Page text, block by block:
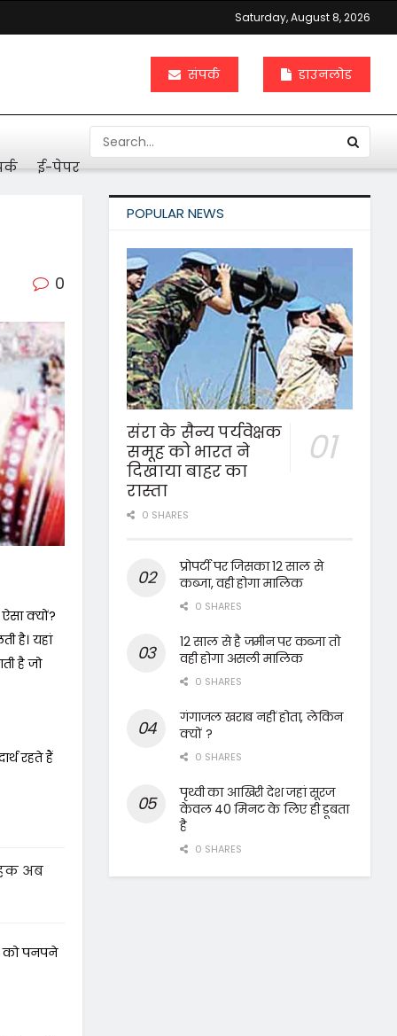
Saturday, August 8, 2026
संपर्क डाउनलोड
ई-पेपर
0
क्यों?
है। यहां
है जो
रहते हैं
अब
को पनपने
POPULAR NEWS
संरा के सैन्य पर्यवेक्षक
समूह को भारत ने
दिखाया बाहर का
रास्ता
0 SHARES
प्रोपर्टी पर जिसका 12 साल से
कब्जा, वही होगा मालिक
0 SHARES
12 साल से है जमीन पर कब्जा तो
वही होगा असली मालिक
0 SHARES
गंगाजल खराब नहीं होता, लेकिन
क्यों ?
0 SHARES
पृथ्वी का आखिरी देश जहां सूरज
केवल 40 मिनट के लिए ही डूबता
है
0 SHARES